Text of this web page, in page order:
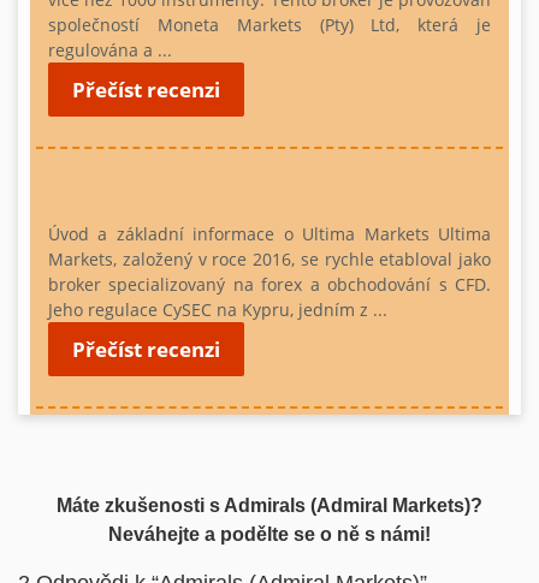
společností Moneta Markets (Pty) Ltd, která je
regulována a ...
Přečíst recenzi
Úvod a základní informace o Ultima Markets Ultima
Markets, založený v roce 2016, se rychle etabloval jako
broker specializovaný na forex a obchodování s CFD.
Jeho regulace CySEC na Kypru, jedním z ...
Přečíst recenzi
Máte zkušenosti s Admirals (Admiral Markets)?
Neváhejte a podělte se o ně s námi!